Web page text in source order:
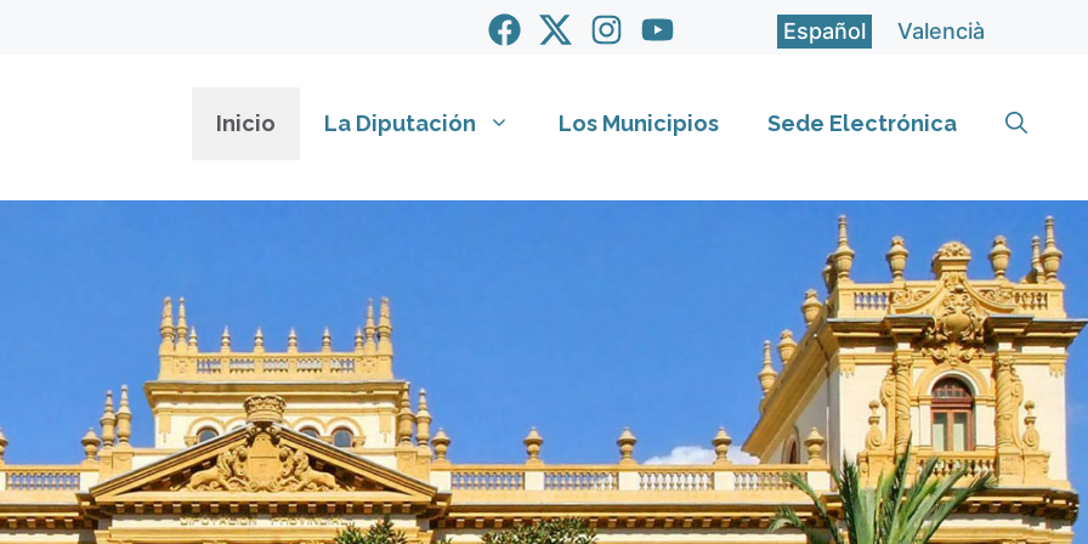
Español Valencià
Inicio La Diputación Los Municipios Sede Electrónica